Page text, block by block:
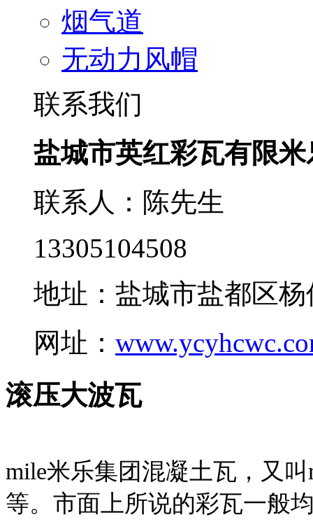
烟气道
无动力风帽
联系我们
盐城市英红彩瓦有限
联系人：陈先生
13305104508
地址：盐城市盐都区
网址：
滚压大波瓦
mile米乐集团混凝土瓦，又
等。市面上所说的彩瓦一般